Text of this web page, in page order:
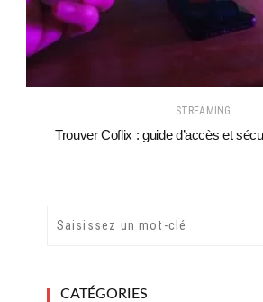
STREAMING
Trouver Coflix : guide d’accès et
CATÉGORIES